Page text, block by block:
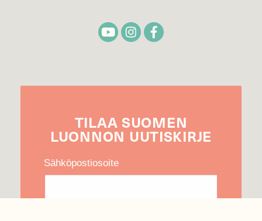
TILAA SUOMEN
LUONNON UUTIS­KIRJE
Sähköpostiosoite